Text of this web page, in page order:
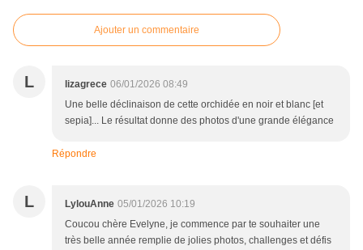
Ajouter un commentaire
L lizagrece 06/01/2026 08:49
Une belle déclinaison de cette orchidée en noir et blanc [et
sepia]... Le résultat donne des photos d'une grande élégance
Répondre
L LylouAnne 05/01/2026 10:19
Coucou chère Evelyne, je commence par te souhaiter une
très belle année remplie de jolies photos, challenges et défis